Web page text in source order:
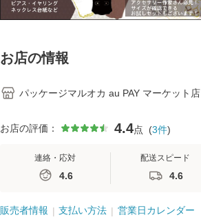
お店の情報
パッケージマルオカ au PAY マーケット店
お店の評価： 4.4点 (3件)
連絡・応対
4.6
配送スピード
4.6
販売者情報 支払い方法 営業日カレンダー